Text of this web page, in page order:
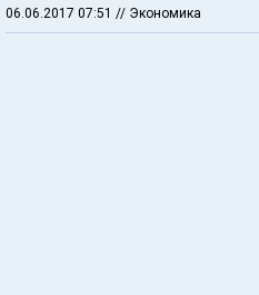
06.06.2017 07:51 // Экономика